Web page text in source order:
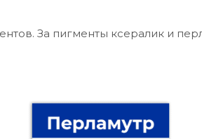
За пигменты ксералик и